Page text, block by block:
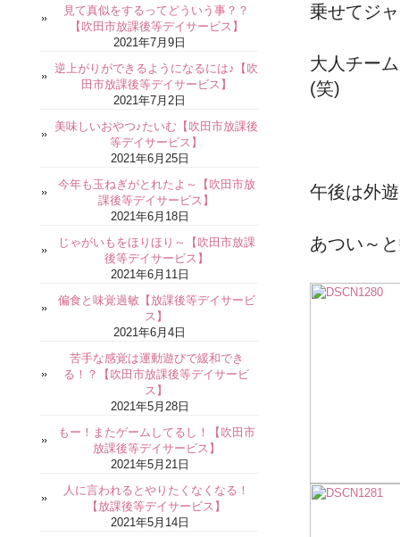
乗せてジ
大人チー
(笑)
午後は外
あつい～
見て真似をするってどういう事？？
【吹田市放課後等デイサービス】
2021年7月9日
逆上がりができるようになるには♪【吹
田市放課後等デイサービス】
2021年7月2日
美味しいおやつ♪たいむ【吹田市放課後
等デイサービス】
2021年6月25日
今年も玉ねぎがとれたよ～【吹田市放
課後等デイサービス】
2021年6月18日
じゃがいもをほりほり～【吹田市放課
後等デイサービス】
2021年6月11日
偏食と味覚過敏【放課後等デイサービ
ス】
2021年6月4日
苦手な感覚は運動遊びで緩和でき
る！？【吹田市放課後等デイサービ
ス】
2021年5月28日
もー！またゲームしてるし！【吹田市
放課後等デイサービス】
2021年5月21日
人に言われるとやりたくなくなる！
【放課後等デイサービス】
2021年5月14日